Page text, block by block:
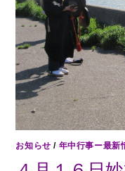
お知らせ / 年中行事ー最新